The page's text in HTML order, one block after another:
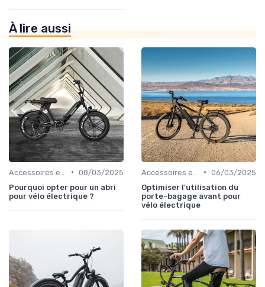
À lire aussi
• 08/03/2025
Pourquoi opter pour un abri
pour vélo électrique ?
• 06/03/2025
Optimiser l'utilisation du
porte-bagage avant pour
vélo électrique